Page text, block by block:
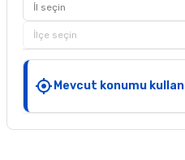
İl seçin
İlçe seçin
Mevcut konumu kullan